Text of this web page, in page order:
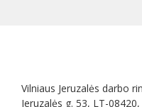
Vilniaus Jeruzalės darbo
Jeruzalės g. 53, LT-08420,